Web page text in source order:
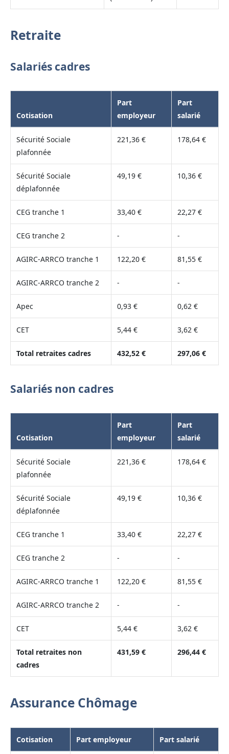
Retraite
Salariés cadres
Cotisation
Part
employeur
Part
salarié
Sécurité Sociale
plafonnée
221,36 € 178,64 €
Sécurité Sociale
déplafonnée
49,19 € 10,36 €
CEG tranche 1 33,40 € 22,27 €
CEG tranche 2 - -
AGIRC-ARRCO tranche 1 122,20 € 81,55 €
AGIRC-ARRCO tranche 2 - -
Apec 0,93 € 0,62 €
CET 5,44 € 3,62 €
Total retraites cadres 432,52 € 297,06 €
Salariés non cadres
Cotisation
Part
employeur
Part
salarié
Sécurité Sociale
plafonnée
221,36 € 178,64 €
Sécurité Sociale
déplafonnée
49,19 € 10,36 €
CEG tranche 1 33,40 € 22,27 €
CEG tranche 2 - -
AGIRC-ARRCO tranche 1 122,20 € 81,55 €
AGIRC-ARRCO tranche 2 - -
CET 5,44 € 3,62 €
Total retraites non
cadres
431,59 € 296,44 €
Assurance Chômage
Cotisation Part employeur Part salarié